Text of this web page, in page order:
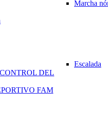
Marcha
Escalada
DEL
FAM